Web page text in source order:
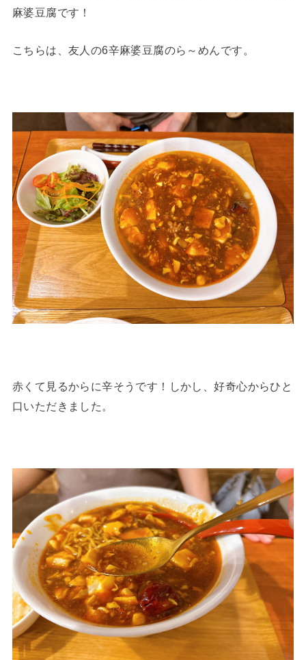
麻婆豆腐です！
こちらは、友人の6辛麻婆豆腐のら～めんです。
赤くて見るからに辛そうです！しかし、好奇心からひと
口いただきました。